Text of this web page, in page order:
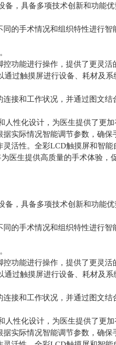
备，具备多项技术创新和功能优
的手术情况和组织特性进行智
功能进行操作，提供了更灵活
过触摸屏进行设备、耗材及
接和工作状况，并通过图文结
人性化设计，为医生提供了更
实际情况智能调节参数，确保
活性。全彩LCD触摸屏和智能
医生提供高质量的手术体验，
备，具备多项技术创新和功能优
的手术情况和组织特性进行智
功能进行操作，提供了更灵活
过触摸屏进行设备、耗材及
接和工作状况，并通过图文结
人性化设计，为医生提供了更
实际情况智能调节参数，确保